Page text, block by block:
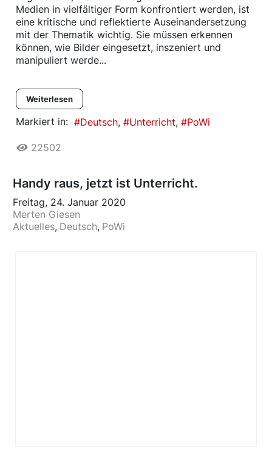
Medien in vielfältiger Form konfrontiert werden, ist
eine kritische und reflektierte Auseinandersetzung
mit der Thematik wichtig. Sie müssen erkennen
können, wie Bilder eingesetzt, inszeniert und
manipuliert werde...
Weiterlesen
Markiert in: Deutsch Unterricht PoWi
22502
Handy raus, jetzt ist Unterricht.
Freitag, 24. Januar 2020
Merten Giesen
Aktuelles Deutsch PoWi